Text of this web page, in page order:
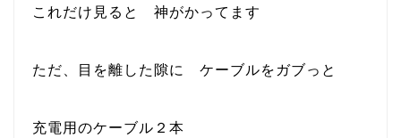
これだけ見ると 神がかってます
ただ、目を離した隙に ケーブルをガブっと
充電用のケーブル２本